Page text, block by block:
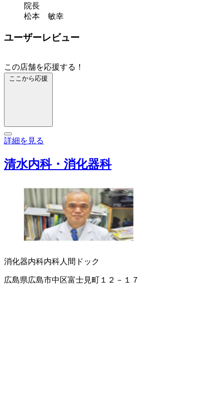
院長
松本 敏幸
ユーザーレビュー
この店舗を応援する！
ここから応援
詳細を見る
清水内科・消化器科
消化器内科内科人間ドック
広島県広島市中区富士見町１２－１７